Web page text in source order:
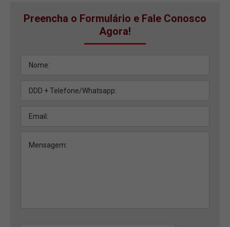
Preencha o Formulário e Fale Conosco
Agora!